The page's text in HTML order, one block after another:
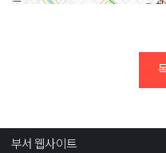
부서 웹사이트